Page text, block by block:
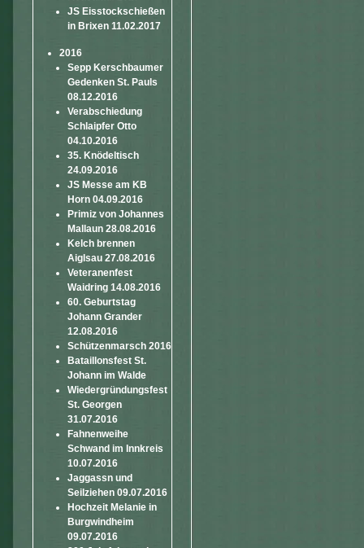
JS Eisstockschießen
in Brixen 11.02.2017
2016
Sepp Kerschbaumer
Gedenken St. Pauls
08.12.2016
Verabschiedung
Schlaipfer Otto
04.10.2016
35. Knödeltisch
24.09.2016
JS Messe am KB
Horn 04.09.2016
Primiz von Johannes
Mallaun 28.08.2016
Kelch brennen
Aiglsau 27.08.2016
Veteranenfest
Waidring 14.08.2016
60. Geburtstag
Johann Grander
12.08.2016
Schützenmarsch 2016
Bataillonsfest St.
Johann im Walde
Wiedergründungsfest
St. Georgen
31.07.2016
Fahnenweihe
Schwand im Innkreis
10.07.2016
Jaggassn und
Seilziehen 09.07.2016
Hochzeit Melanie in
Burgwindheim
09.07.2016